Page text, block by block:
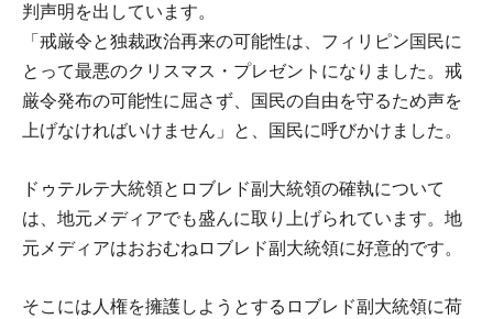
判声明を出しています。
「戒厳令と独裁政治再来の可能性は、フィリピン国民に
とって最悪のクリスマス・プレゼントになりました。戒
厳令発布の可能性に屈さず、国民の自由を守るため声を
上げなければいけません」と、国民に呼びかけました。
ドゥテルテ大統領とロブレド副大統領の確執について
は、地元メディアでも盛んに取り上げられています。地
元メディアはおおむねロブレド副大統領に好意的です。
そこには人権を擁護しようとするロブレド副大統領に荷